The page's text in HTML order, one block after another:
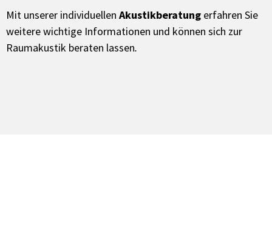
Mit unserer individuellen Akustikberatung erfahren Sie
weitere wichtige Informationen und können sich zur
Raumakustik beraten lassen.